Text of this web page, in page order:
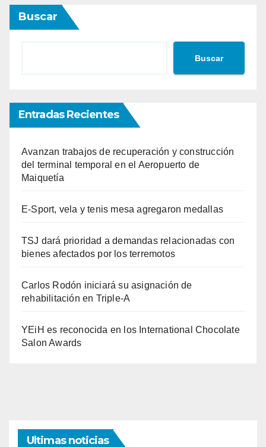
entradas
Buscar
Buscar
Entradas Recientes
Avanzan trabajos de recuperación y construcción
del terminal temporal en el Aeropuerto de
Maiquetía
E-Sport, vela y tenis mesa agregaron medallas
TSJ dará prioridad a demandas relacionadas con
bienes afectados por los terremotos
Carlos Rodón iniciará su asignación de
rehabilitación en Triple-A
YEiH es reconocida en los International Chocolate
Salon Awards
Ultimas noticias